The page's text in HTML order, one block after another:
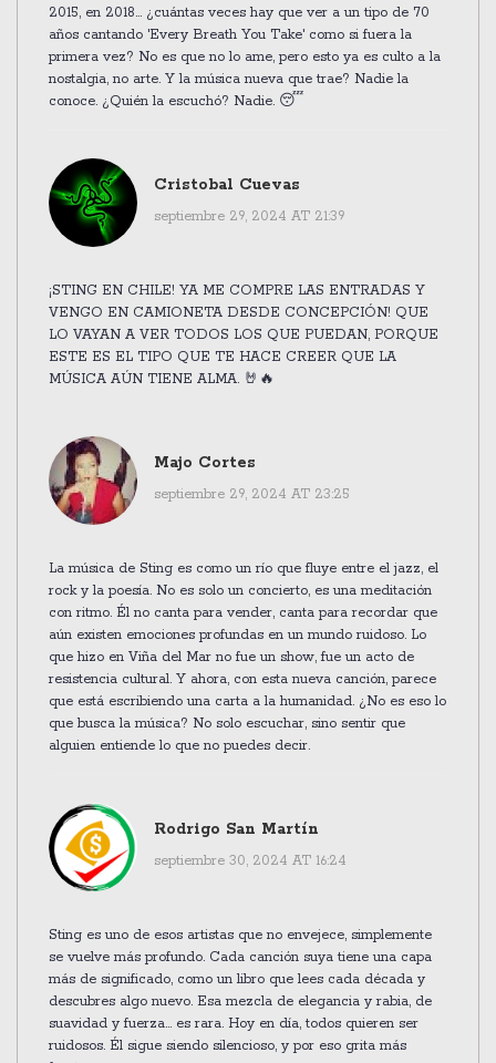
2015, en 2018… ¿cuántas veces hay que ver a un tipo de 70
años cantando 'Every Breath You Take' como si fuera la
primera vez? No es que no lo ame, pero esto ya es culto a la
nostalgia, no arte. Y la música nueva que trae? Nadie la
conoce. ¿Quién la escuchó? Nadie. 😴
Cristobal Cuevas
septiembre 29, 2024 AT 21:39
¡STING EN CHILE! YA ME COMPRE LAS ENTRADAS Y
VENGO EN CAMIONETA DESDE CONCEPCIÓN! QUE
LO VAYAN A VER TODOS LOS QUE PUEDAN, PORQUE
ESTE ES EL TIPO QUE TE HACE CREER QUE LA
MÚSICA AÚN TIENE ALMA. 🤘🔥
Majo Cortes
septiembre 29, 2024 AT 23:25
La música de Sting es como un río que fluye entre el jazz, el
rock y la poesía. No es solo un concierto, es una meditación
con ritmo. Él no canta para vender, canta para recordar que
aún existen emociones profundas en un mundo ruidoso. Lo
que hizo en Viña del Mar no fue un show, fue un acto de
resistencia cultural. Y ahora, con esta nueva canción, parece
que está escribiendo una carta a la humanidad. ¿No es eso lo
que busca la música? No solo escuchar, sino sentir que
alguien entiende lo que no puedes decir.
Rodrigo San Martín
septiembre 30, 2024 AT 16:24
Sting es uno de esos artistas que no envejece, simplemente
se vuelve más profundo. Cada canción suya tiene una capa
más de significado, como un libro que lees cada década y
descubres algo nuevo. Esa mezcla de elegancia y rabia, de
suavidad y fuerza… es rara. Hoy en día, todos quieren ser
ruidosos. Él sigue siendo silencioso, y por eso grita más